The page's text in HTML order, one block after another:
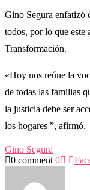
Gino Segura enfatizó
todos, por lo que este
Transformación.
«Hoy nos reúne la
de todas las familias
la justicia debe ser
los hogares ”, afirmó.
Gino Segura
0 comment 0